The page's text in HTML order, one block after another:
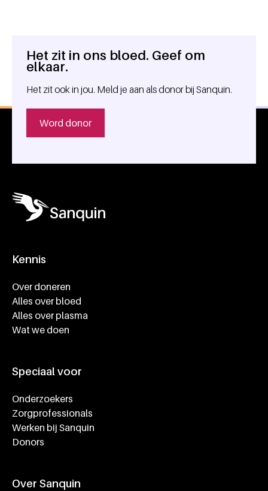
Algemene informatie
Het zit in ons bloed. Geef om
elkaar.
Het zit ook in jou. Meld je aan als donor bij Sanquin.
Word donor
Kennis
Over doneren
Alles over bloed
Alles over plasma
Wat we doen
Speciaal voor
Onderzoekers
Zorgprofessionals
Werken bij Sanquin
Donors
Over Sanquin